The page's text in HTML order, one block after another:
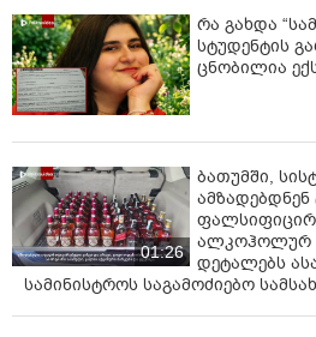
რა გახდა
სტუდენტის
ცნობილია
01:26
ბათუმში,
ალკოჰოლურ
დეტალებს
სამინისტროს საგამოძიებო